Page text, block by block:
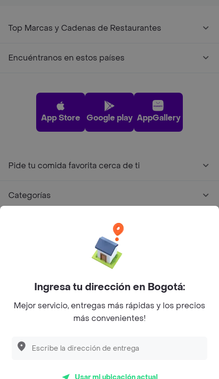
Descubre las PROMOCIONES que tenemos
Top Marcas y Cadenas de Restaurantes
Encuéntranos en estos países
App Store Google play AppGallery
Pide tu comida favorita cerca de ti
Categorías
Facebook
Twitter
Instagram
©2026Rappi Inc. All rights reserved.
Ingresa tu dirección en Bogotá:
Mejor servicio, entregas más rápidas y los precios
más convenientes!